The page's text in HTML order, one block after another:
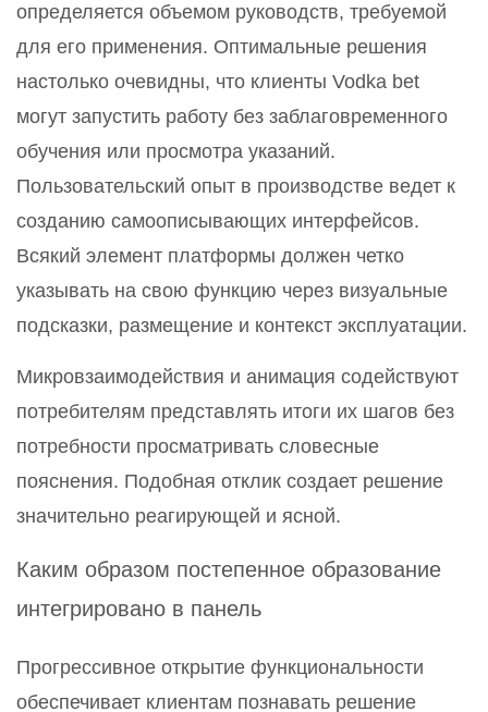
определяется объемом руководств, требуемой
для его применения. Оптимальные решения
настолько очевидны, что клиенты Vodka bet
могут запустить работу без заблаговременного
обучения или просмотра указаний.
Пользовательский опыт в производстве ведет к
созданию самоописывающих интерфейсов.
Всякий элемент платформы должен четко
указывать на свою функцию через визуальные
подсказки, размещение и контекст эксплуатации.
Микровзаимодействия и анимация содействуют
потребителям представлять итоги их шагов без
потребности просматривать словесные
пояснения. Подобная отклик создает решение
значительно реагирующей и ясной.
Каким образом постепенное образование
интегрировано в панель
Прогрессивное открытие функциональности
обеспечивает клиентам познавать решение